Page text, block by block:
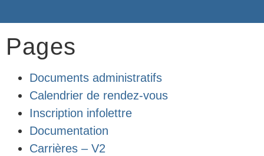
Pages
Documents administratifs
Calendrier de rendez-vous
Inscription infolettre
Documentation
Carrières – V2